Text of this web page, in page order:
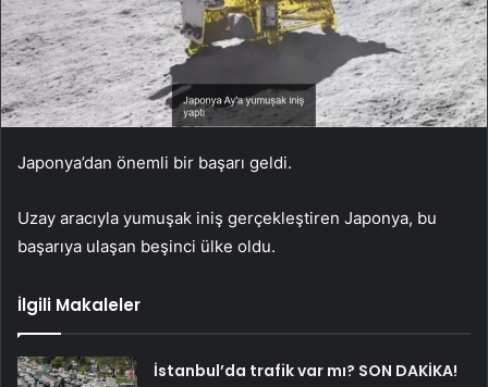
Japonya’dan önemli bir başarı geldi.
Uzay aracıyla yumuşak iniş gerçekleştiren Japonya, bu
başarıya ulaşan beşinci ülke oldu.
İlgili Makaleler
İstanbul’da trafik var mı? SON DAKİKA!